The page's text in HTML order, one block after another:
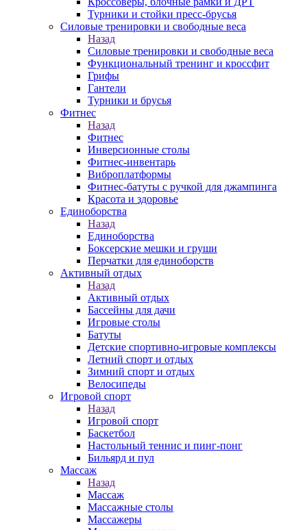
Турники и стойки пресс-брусья
Силовые тренировки и свободные веса
Назад
Силовые тренировки и свободные веса
Функциональный тренинг и кроссфит
Грифы
Гантели
Турники и брусья
Фитнес
Назад
Фитнес
Инверсионные столы
Фитнес-инвентарь
Виброплатформы
Фитнес-батуты с ручкой для джампинга
Красота и здоровье
Единоборства
Назад
Единоборства
Боксерские мешки и груши
Перчатки для единоборств
Активный отдых
Назад
Активный отдых
Бассейны для дачи
Игровые столы
Батуты
Детские спортивно-игровые комплексы
Летний спорт и отдых
Зимний спорт и отдых
Велосипеды
Игровой спорт
Назад
Игровой спорт
Баскетбол
Настольный теннис и пинг-понг
Бильярд и пул
Массаж
Назад
Массаж
Массажные столы
Массажеры